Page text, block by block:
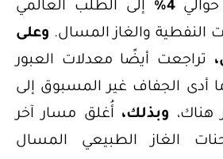
4%
إلى الطلب العالمي
والغاز المسال.وعلى
تراجعت أيضًا معدلات العبور
أدى الجفاف غير المسبوق إلى
هناك، وبذلك،أُغلق مسار آخر
الغاز الطبيعي المسال